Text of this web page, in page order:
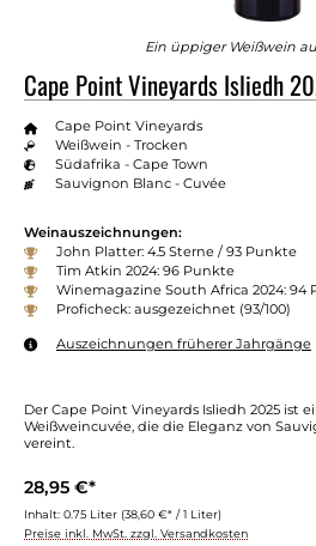
Ein üppiger Weißwein
Cape Point Vineyards Isliedh
Cape Point Vineyards
Weißwein - Trocken
Südafrika - Cape Town
Sauvignon Blanc - Cuvée
Weinauszeichnungen:
John Platter: 4.5 Sterne / 93 Punkte
Tim Atkin 2024: 96 Punkte
Winemagazine South Africa 2024: 94
Proficheck: ausgezeichnet (93/100)
Auszeichnungen früherer Jahrgänge
Der Cape Point Vineyards Isliedh 2025 ist
Weißweincuvée, die die Eleganz von
vereint.
28,95 €*
Inhalt: 0.75 Liter (38,60 €* / 1 Liter)
Preise inkl. MwSt. zzgl. Versandkosten